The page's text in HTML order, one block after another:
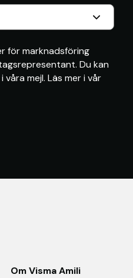
för marknadsföring
Du kan
mejl. Läs mer i vår
Om Visma Amili